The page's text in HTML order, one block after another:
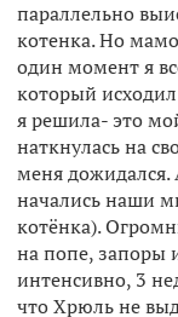
параллельно
котенка. Но
один момент я
который
я решила- это
наткнулась на
меня дожидался.
начались наши
котёнка).
на попе, запоры
интенсивно, 3
что Хрюль не